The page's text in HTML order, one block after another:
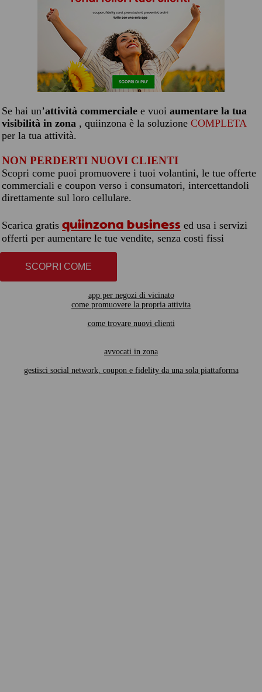
Se hai un’attività commerciale e vuoi aumentare la tua
visibilità in zona , quiinzona è la soluzione COMPLETA
per la tua attività.
NON PERDERTI NUOVI CLIENTI
Scopri come puoi promuovere i tuoi volantini, le tue offerte
commerciali e coupon verso i consumatori, intercettandoli
direttamente sul loro cellulare.
Scarica gratis quiinzona business ed usa i servizi
offerti per aumentare le tue vendite, senza costi fissi
SCOPRI COME
app per negozi di vicinato
come promuovere la propria attivita
come trovare nuovi clienti
avvocati in zona
gestisci social network, coupon e fidelity da una sola piattaforma